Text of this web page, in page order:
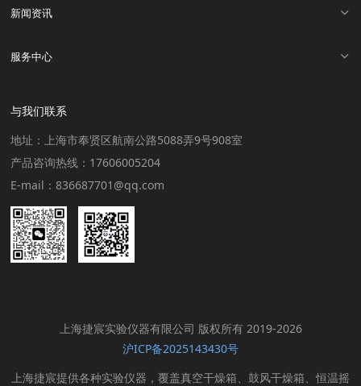
新闻资讯
服务中心
与我们联系
地址：上海市奉贤区航南公路5088弄9号908室
产品咨询热线：17606005204
E-mail：836687701@qq.com
上海捷宸实验仪器有限公司 版权所有 2019-2026
沪ICP备2025143430号
上海捷宸提供各种实验仪器，覆盖真空干燥箱、鼓风干燥箱、恒温摇